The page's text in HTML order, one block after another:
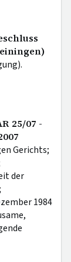
25/07 -
Gerichts;
der
1984